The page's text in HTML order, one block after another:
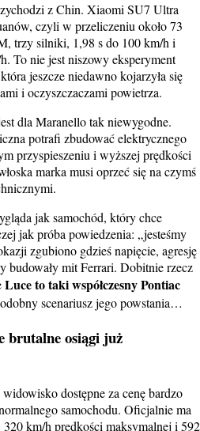
z Chin. Xiaomi SU7 Ultra
czyli w przeliczeniu około 73
trzy silniki, 1,98 s do 100 km/h i
To nie jest niszowy eksperyment
jeszcze niedawno kojarzyła się
i oczyszczaczami powietrza.
dla Maranello tak niewygodne.
potrafi zbudować elektrycznego
przyspieszeniu i wyższej prędkości
marka musi oprzeć się na czymś
jak samochód, który chce
jak próba powiedzenia: „jesteśmy
zgubiono gdzieś napięcie, agresję
budowały mit Ferrari. Dobitnie rzecz
Luce to taki współczesny Pontiac
scenariusz jego powstania…
brutalne osiągi już
dostępne za cenę bardzo
samochodu. Oficjalnie ma
km/h prędkości maksymalnej i 592